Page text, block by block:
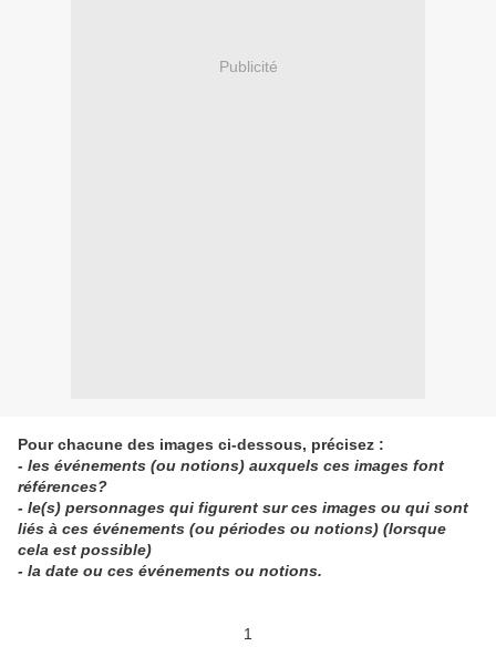
Publicité
Pour chacune des images ci-dessous, précisez :
- les événements (ou notions) auxquels ces images font
références?
- le(s) personnages qui figurent sur ces images ou qui sont
liés à ces événements (ou périodes ou notions) (lorsque
cela est possible)
- la date ou ces événements ou notions.
1